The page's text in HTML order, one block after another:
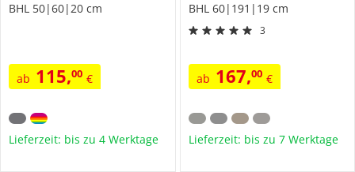
BHL 50|60|20 cm
ab 115,00 €
Lieferzeit: bis zu 4 Werktage
BHL 60|191|19 cm
3
ab 167,00 €
Lieferzeit: bis zu 7 Werktage